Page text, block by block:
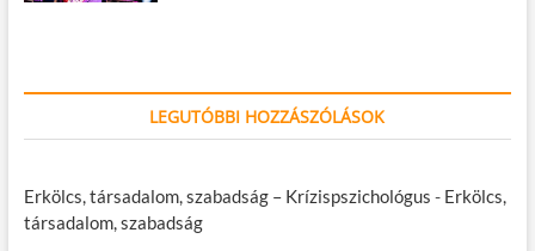
LEGUTÓBBI HOZZÁSZÓLÁSOK
Erkölcs, társadalom, szabadság – Krízispszichológus - Erkölcs,
társadalom, szabadság